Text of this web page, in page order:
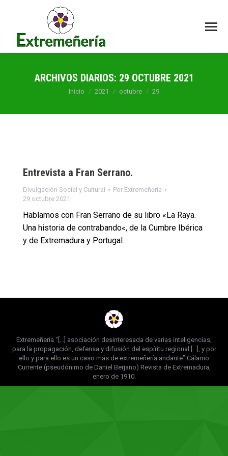
ARCHIVOS DIARIOS: 29 OCTUBRE 2021
Estás aquí:
Inicio 2021 octubre 29
Entrevista a Fran Serrano.
Divulgación Social y Cultural Por Extremeñería
29 octubre 2021
Hablamos con Fran Serrano de su libro «La Raya.
Una historia de contrabando«, de la Cumbre Ibérica
y de Extremadura y Portugal.
Extremeñería “[...] asociación desinteresada de varias inteligencias,
para la propagación, defensa y difusión del espíritu regional [...], y por
ello y para ello es un caso más de extremeñería andante” Cálamo
Currente (pseudónimo de Daniel Berjano) Revista de Extremadura,
enero de 1910.